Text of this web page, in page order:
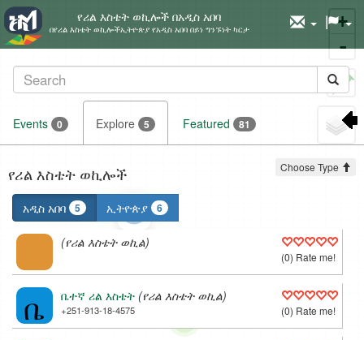
የሪል እስቴት ወኪሎች በአዲስ አበባ
በየሪል እስቴት ወኪሎችኢትዮጵያ የአዲስ አበባ በይነ ግንኙነት ካርታ
Events 0 Explore 5 Featured 81
የሪል እስቴት ወኪሎች Choose Type
አዲስ አበባ 5 ኢትዮጵያ 6
(የሪል እስቴት ወኪል)
(0) Rate me!
ቤ ቤተኛ ሪል እስቴት (የሪል እስቴት ወኪል)
(0) Rate me!
+251-913-18-4575
+
-
marker